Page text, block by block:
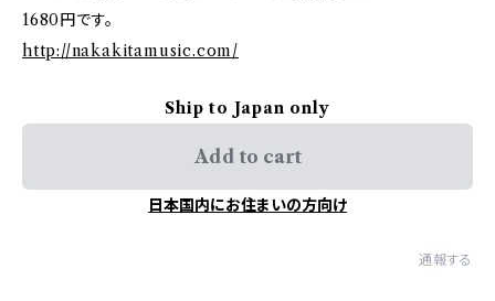
1680円です。
http://nakakitamusic.com/
Ship to Japan only
Add to cart
日本国内にお住まいの方向け
通報する